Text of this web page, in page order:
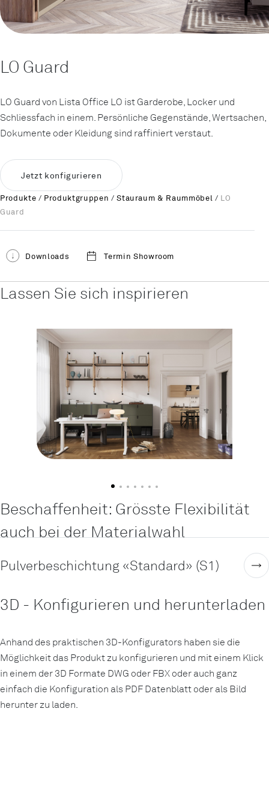
LO Guard
LO Guard von Lista Office LO ist Garderobe, Locker und
Schliess­fach in einem. Persönliche Gegenstände, Wertsachen,
Dokumente oder Kleidung sind raffiniert verstaut.
Jetzt konfigurieren
Produkte / Produktgruppen /Stauraum & Raummöbel / LO
Guard
Downloads Termin Showroom
Lassen Sie sich inspirieren
Beschaffenheit: Grösste Flexibilität
auch bei der Materialwahl
Pulverbeschichtung «Standard» (S1)
3D - Konfigurieren und herunterladen
Anhand des praktischen 3D-Konfigurators haben sie die
Möglichkeit das Produkt zu konfigurieren und mit einem Klick
in einem der 3D Formate DWG oder FBX oder auch ganz
einfach die Konfiguration als PDF Datenblatt oder als Bild
herunter zu laden.